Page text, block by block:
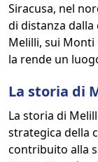
Siracusa, nel
di distanza dalla
Melilli, sui Monti
la rende un
La storia di
La storia di
strategica della
contribuito alla